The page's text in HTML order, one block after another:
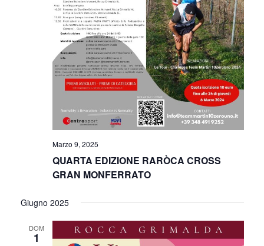
Marzo 9, 2025
QUARTA EDIZIONE RARÒCA CROSS
GRAN MONFERRATO
Giugno 2025
DOM
1